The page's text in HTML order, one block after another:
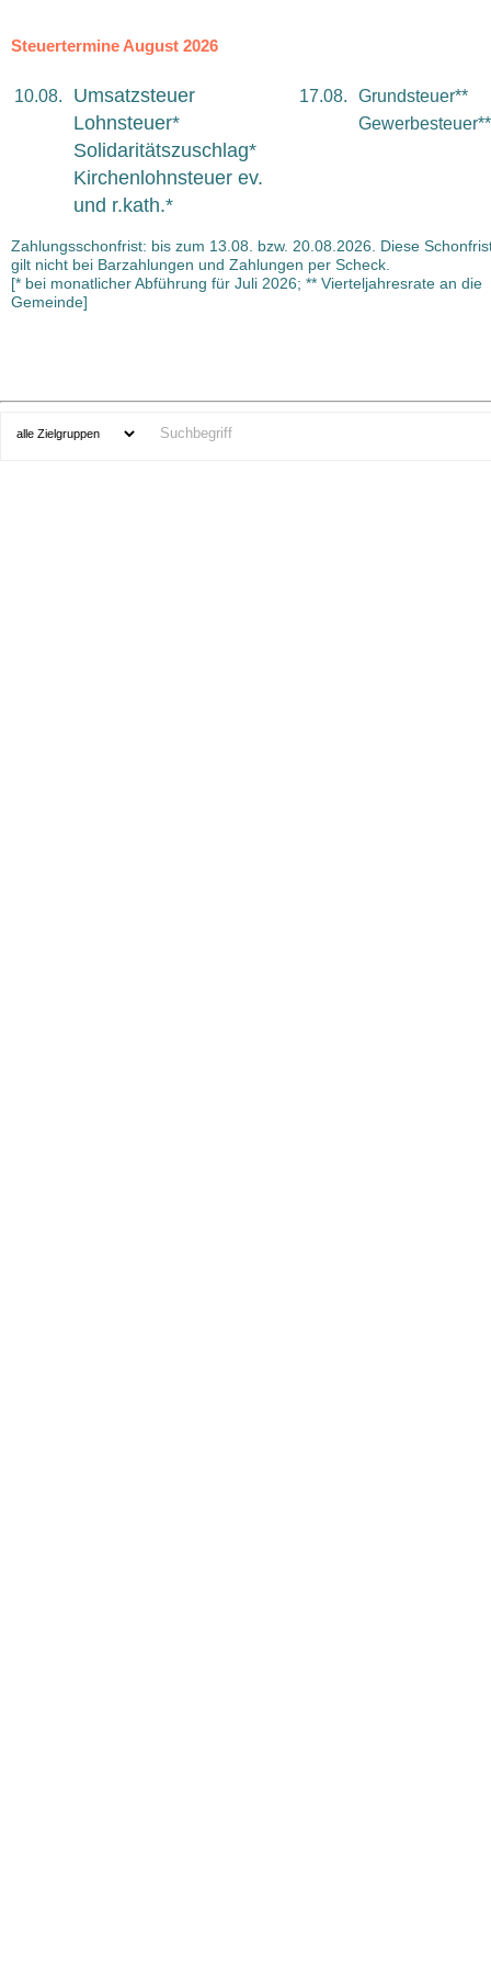
Steuertermine August 2026
10.08.
Umsatzsteuer
Lohnsteuer*
Solidaritätszuschlag*
Kirchenlohnsteuer ev.
und r.kath.*
17.08.
Grundsteuer**
Gewerbesteuer**
Zahlungsschonfrist: bis zum 13.08. bzw. 20.08.2026. Diese
gilt nicht bei Barzahlungen und Zahlungen per Scheck.
[* bei monatlicher Abführung für Juli 2026; ** Vierteljahresrate an die
Gemeinde]